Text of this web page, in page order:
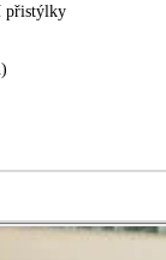
přistýlky